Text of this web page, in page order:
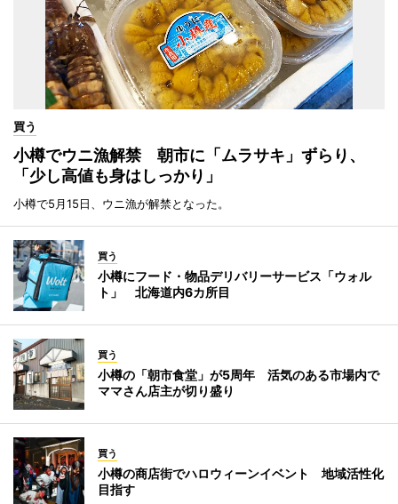
買う
小樽でウニ漁解禁 朝市に「ムラサキ」ずらり、
「少し高値も身はしっかり」
小樽で5月15日、ウニ漁が解禁となった。
買う
小樽にフード・物品デリバリーサービス「ウォル
ト」 北海道内6カ所目
買う
小樽の「朝市食堂」が5周年 活気のある市場内で
ママさん店主が切り盛り
買う
小樽の商店街でハロウィーンイベント 地域活性化
目指す